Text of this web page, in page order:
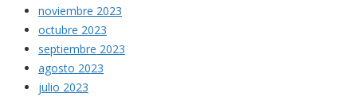
noviembre 2023
octubre 2023
septiembre 2023
agosto 2023
julio 2023